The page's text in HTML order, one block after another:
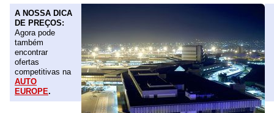
A NOSSA DICA
DE PREÇOS:
Agora pode
também
encontrar
ofertas
competitivas na
AUTO
EUROPE.